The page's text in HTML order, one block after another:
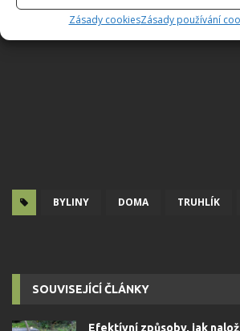
Zásady cookiesZásady používání
BYLINY DOMA TRUHLÍK
SOUVISEJÍCÍ ČLÁNKY
Efektívní způsoby, jak